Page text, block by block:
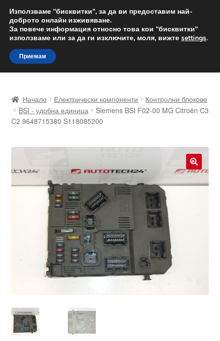
ДОСТАВКА от 12 лв.
Доставка по целия свят
Skip
to
navigation
Skip
to
content
Доставка по целия свят
Количка
Моята сметка
Плащанията
Правила и условия
Начало Електрически компоненти
Контролни блокове
BSI - удобна единица
Siemens BSI F02-00 MG Citroën C3
C2 9648715380 S118085200
🔍
Използваме "бисквитки", за да ви предоставим най-
доброто онлайн изживяване.
За повече информация относно това кои "бисквитки"
използваме или за да ги изключите, моля, вижте settings.
Приемам